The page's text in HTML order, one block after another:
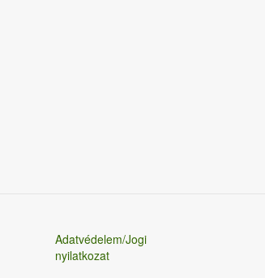
Adatvédelem/Jogi
nyilatkozat